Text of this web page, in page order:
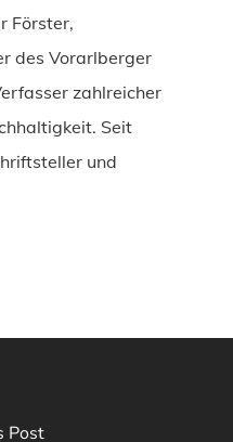
Förster,
des Vorarlberger
zahlreicher
Seit
und
Post